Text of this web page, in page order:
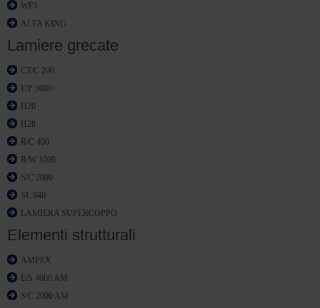
WFJ
ALFA KING
Lamiere grecate
CT/C 200
E/P 3000
H20
H28
R/C 400
R/W 1000
S/C 2000
SL 940
LAMIERA SUPERCOPPO
Elementi strutturali
AMPEX
E/S 4000 AM
S/C 2000 AM